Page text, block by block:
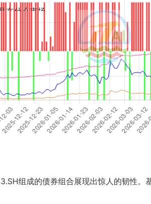
组成的债券组合展现出惊人的韧性